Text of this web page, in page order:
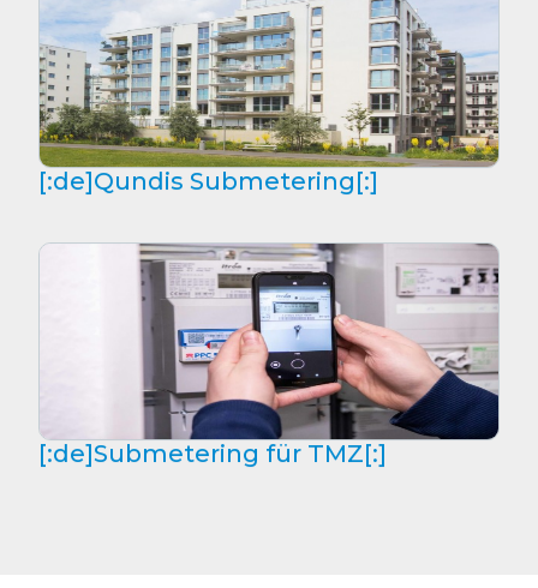
[:de]Qundis Submetering[:]
[:de]Submetering für TMZ[:]